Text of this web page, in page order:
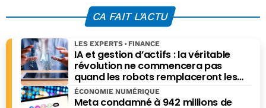
massive en 2027
CA FAIT L'ACTU
IA et gestion d’actifs : la véritable
révolution ne commencera pas
quand les robots remplaceront les
financiers. Elle commencera quand ils
prendront les meilleures décisions.
LES EXPERTS FINANCE
Meta condamné à 942 millions de
ÉCONOMIE NUMÉRIQUE